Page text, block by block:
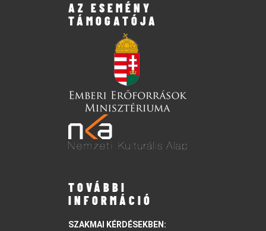
AZ ESEMÉNY
TÁMOGATÓJA
TOVÁBBI
INFORMÁCIÓ
SZAKMAI KÉRDÉSEKBEN: